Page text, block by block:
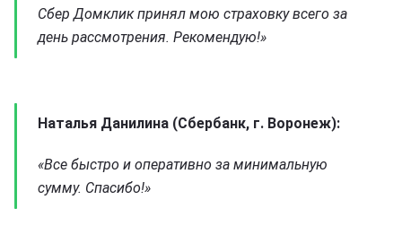
Сбер Домклик принял мою страховку всего за
день рассмотрения. Рекомендую!»
Наталья Данилина (Сбербанк, г. Воронеж):
«Все быстро и оперативно за минимальную
сумму. Спасибо!»